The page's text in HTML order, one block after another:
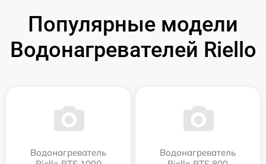
Популярные модели
Водонагревателей Riello
Водонагреватель
Водонагреватель